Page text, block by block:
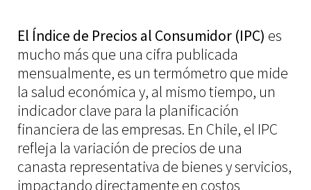
Energía
Minería
Ingeniería y Construcción
Recursos Humanos
Finanzas y Legal
News & Blog
El Índice de Precios al Consumidor (IPC) es
mucho más que una cifra publicada
mensualmente, es un termómetro que mide
la salud económica y, al mismo tiempo, un
indicador clave para la planificación
financiera de las empresas. En Chile, el IPC
refleja la variación de precios de una
canasta representativa de bienes y servicios,
impactando directamente en costos